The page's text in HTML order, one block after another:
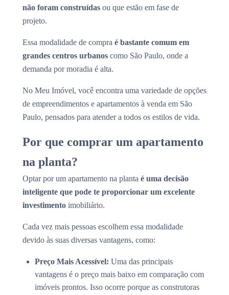
não foram construídas ou que estão em fase de
projeto.
Essa modalidade de compra é bastante comum em
grandes centros urbanos como São Paulo, onde a
demanda por moradia é alta.
No Meu Imóvel, você encontra uma variedade de opções
de empreendimentos e apartamentos à venda em São
Paulo, pensados para atender a todos os estilos de vida.
Por que comprar um apartamento
na planta?
Optar por um apartamento na planta é uma decisão
inteligente que pode te proporcionar um excelente
investimento imobiliário.
Cada vez mais pessoas escolhem essa modalidade
devido às suas diversas vantagens, como:
Preço Mais Acessível: Uma das principais
vantagens é o preço mais baixo em comparação com
imóveis prontos. Isso ocorre porque as construtoras